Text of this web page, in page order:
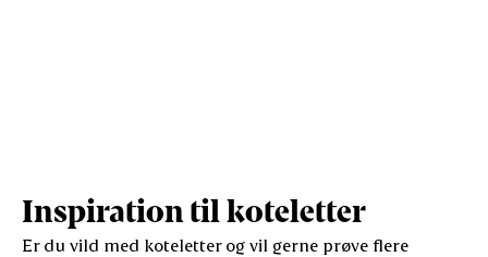
Inspiration til koteletter
Er du vild med koteletter og vil gerne prøve flere